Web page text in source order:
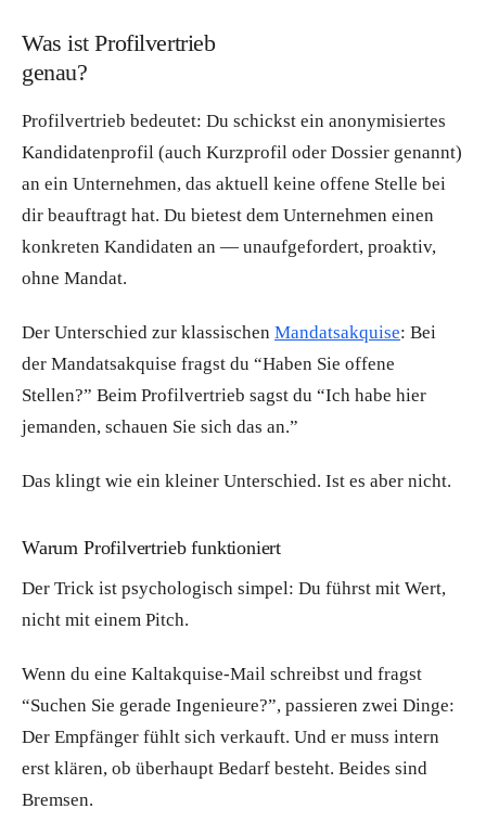
Was ist Profilvertrieb
genau?
Profilvertrieb bedeutet: Du schickst ein anonymisiertes
Kandidatenprofil (auch Kurzprofil oder Dossier genannt)
an ein Unternehmen, das aktuell keine offene Stelle bei
dir beauftragt hat. Du bietest dem Unternehmen einen
konkreten Kandidaten an — unaufgefordert, proaktiv,
ohne Mandat.
Der Unterschied zur klassischen Mandatsakquise: Bei
der Mandatsakquise fragst du “Haben Sie offene
Stellen?” Beim Profilvertrieb sagst du “Ich habe hier
jemanden, schauen Sie sich das an.”
Das klingt wie ein kleiner Unterschied. Ist es aber nicht.
Warum Profilvertrieb funktioniert
Der Trick ist psychologisch simpel: Du führst mit Wert,
nicht mit einem Pitch.
Wenn du eine Kaltakquise-Mail schreibst und fragst
“Suchen Sie gerade Ingenieure?”, passieren zwei Dinge:
Der Empfänger fühlt sich verkauft. Und er muss intern
erst klären, ob überhaupt Bedarf besteht. Beides sind
Bremsen.